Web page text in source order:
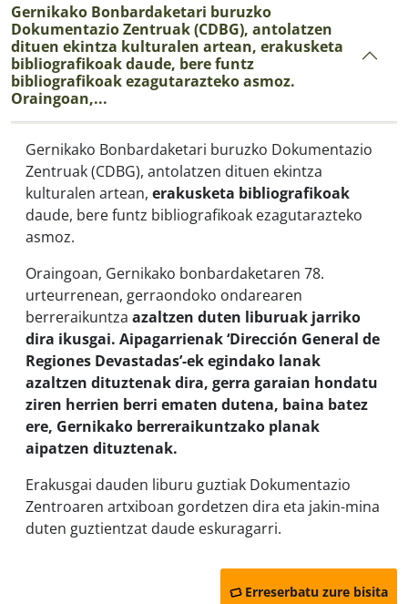
Gernikako Bonbardaketari buruzko
Dokumentazio Zentruak (CDBG), antolatzen
dituen ekintza kulturalen artean, erakusketa
bibliografikoak daude, bere funtz
bibliografikoak ezagutarazteko asmoz.
Oraingoan,...
Gernikako Bonbardaketari buruzko Dokumentazio
Zentruak (CDBG), antolatzen dituen ekintza
kulturalen artean, erakusketa bibliografikoak
daude, bere funtz bibliografikoak ezagutarazteko
asmoz.
Oraingoan, Gernikako bonbardaketaren 78.
urteurrenean, gerraondoko ondarearen
berreraikuntza azaltzen duten liburuak jarriko
dira ikusgai. Aipagarrienak ‘Dirección General de
Regiones Devastadas’-ek egindako lanak
azaltzen dituztenak dira, gerra garaian hondatu
ziren herrien berri ematen dutena, baina batez
ere, Gernikako berreraikuntzako planak
aipatzen dituztenak.
Erakusgai dauden liburu guztiak Dokumentazio
Zentroaren artxiboan gordetzen dira eta jakin-mina
duten guztientzat daude eskuragarri.
Erreserbatu zure bisita